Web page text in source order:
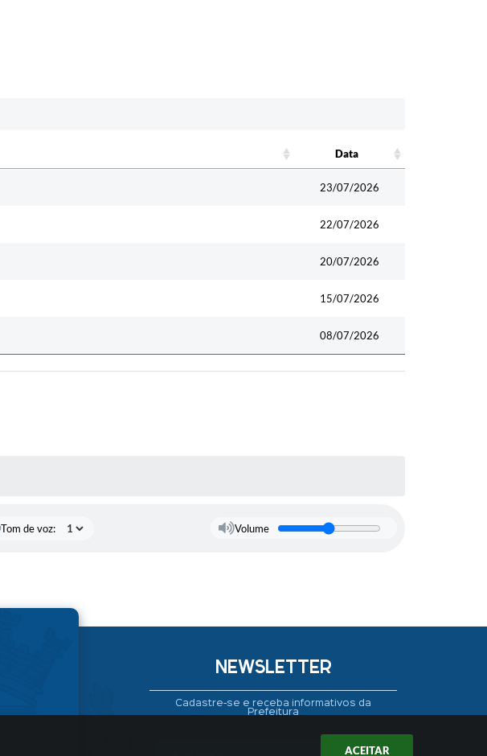
ACEITAR
Data
23/07/2026
22/07/2026
20/07/2026
15/07/2026
08/07/2026
Tom de voz: Volume
NEWSLETTER
Cadastre-se e receba informativos da
Prefeitura